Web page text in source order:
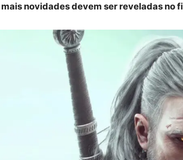
mais novidades devem ser reveladas no